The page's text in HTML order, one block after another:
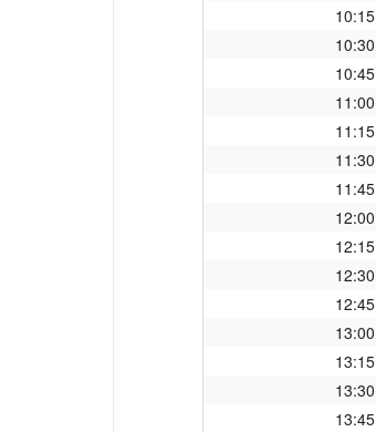
10:15
10:30
10:45
11:00
11:15
11:30
11:45
12:00
12:15
12:30
12:45
13:00
13:15
13:30
13:45